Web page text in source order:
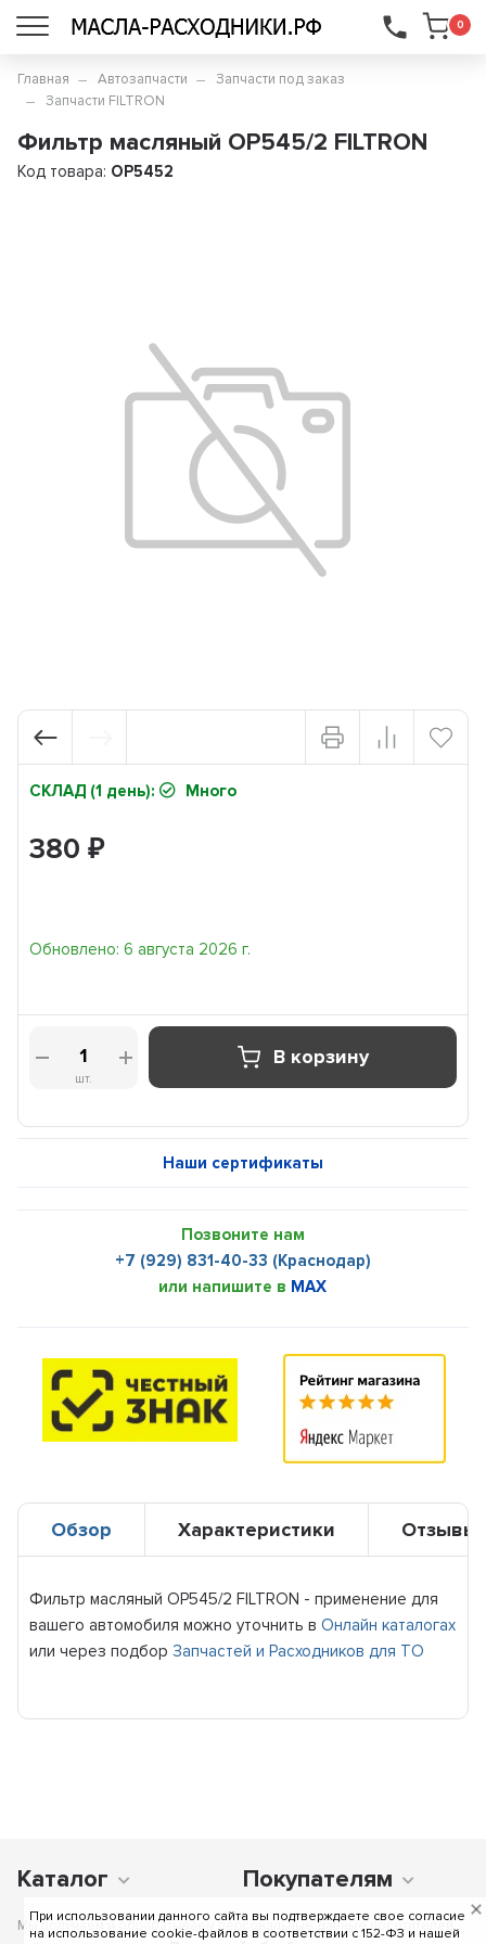
При использовании данного сайта вы подтверждаете свое согласие
на использование cookie-файлов в соответствии c 152-ФЗ и нашей
0
...
Главная Автозапчасти
Запчасти под заказ
Запчасти FILTRON
Фильтр масляный OP545/2 FILTRON
Код товара: OP5452
СКЛАД (1 день): Много
380₽
Обновлено: 6 августа 2026 г.
шт.
В корзину
Наши сертификаты
Позвоните нам
+7 (929) 831-40-33 (Краснодар)
или напишите в MAX
Обзор Характеристики Отзывы
Фильтр масляный OP545/2 FILTRON - применение для
вашего автомобиля можно уточнить вОнлайн каталогах
или через подбор Запчастей и Расходников для ТО
Каталог Покупателям
Мы получаем и обрабатываем персональные данные посетителей